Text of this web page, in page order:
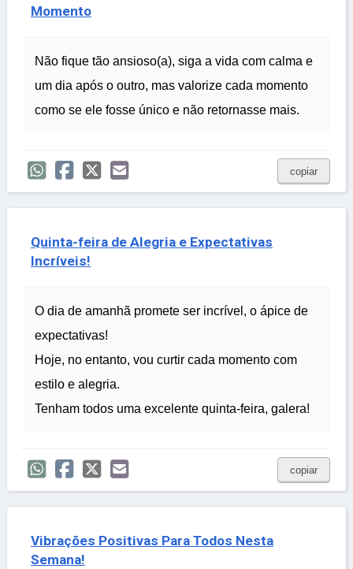
Momento
Não fique tão ansioso(a), siga a vida com calma e
um dia após o outro, mas valorize cada momento
como se ele fosse único e não retornasse mais.
copiar
Quinta-feira de Alegria e Expectativas
Incríveis!
O dia de amanhã promete ser incrível, o ápice de
expectativas!
Hoje, no entanto, vou curtir cada momento com
estilo e alegria.
Tenham todos uma excelente quinta-feira, galera!
copiar
Vibrações Positivas Para Todos Nesta
Semana!